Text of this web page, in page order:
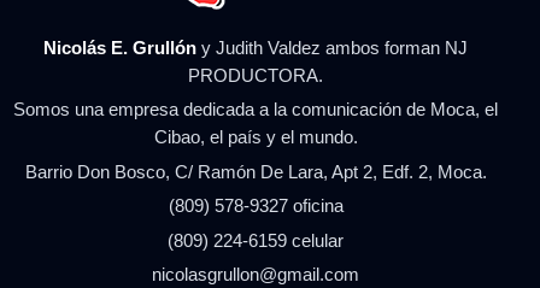
Nicolás E. Grullón y Judith Valdez ambos forman NJ
PRODUCTORA.
Somos una empresa dedicada a la comunicación de Moca, el
Cibao, el país y el mundo.
Barrio Don Bosco, C/ Ramón De Lara, Apt 2, Edf. 2, Moca.
(809) 578-9327 oficina
(809) 224-6159 celular
nicolasgrullon@gmail.com